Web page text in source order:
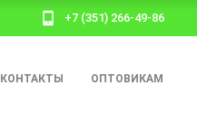
+7 (351) 266-49-86
КОНТАКТЫ ОПТОВИКАМ